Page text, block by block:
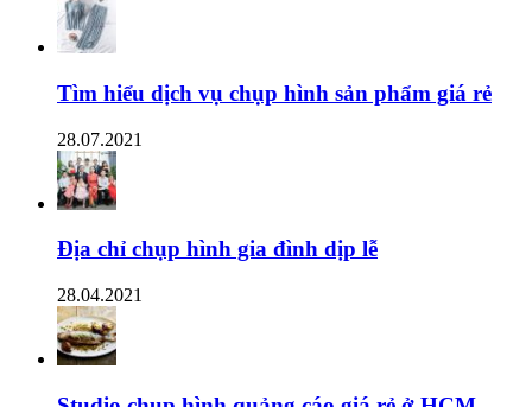
Tìm hiểu dịch vụ chụp hình sản phẩm giá rẻ
28.07.2021
Địa chỉ chụp hình gia đình dịp lễ
28.04.2021